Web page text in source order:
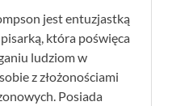
jest entuzjastką
która poświęca
ludziom w
z złożonościami
Posiada